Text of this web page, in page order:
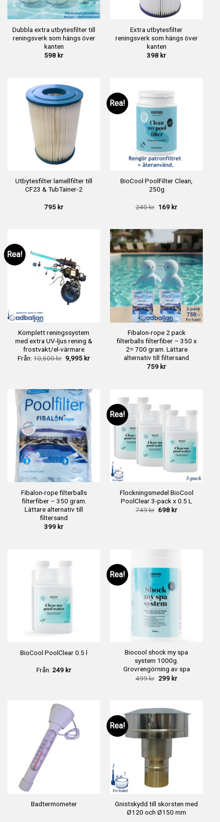
Dubbla extra utbytesfilter till
reningsverk som hängs över
kanten
598 kr
Extra utbytesfilter
reningsverk som hängs över
kanten
398 kr
Utbytesfilter lamellfilter till
CF23 & TubTainer-2
795 kr
Rea!
BioCool PoolFilter Clean,
250g
240kr Det
240 kr.
169 krDet
169 kr.
Rea!
Komplett reningssystem
med extra UV-ljus rening &
frostvakt/el-värmare
Från: 10,600kr Det
ursprungliga
9,995 krDet
Fibalon-rope 2 pack
filterballs filterfiber – 350 x
2= 700 gram. Lättare
alternativ till filtersand
759 kr
Fibalon-rope filterballs
filterfiber – 350 gram.
Lättare alternativ till
filtersand
399 kr
Rea!
Flockningsmedel BioCool
PoolClear 3-pack x 0.5 L
749kr Det
698 krDet
BioCool PoolClear 0.5 l
Från: 249kr
Rea!
Biocool shock my spa
system 1000g.
Grovrengörning av spa
499kr Det
299krDet
Badtermometer
Rea!
Gnistskydd till skorsten med
Ø120 och Ø150 mm